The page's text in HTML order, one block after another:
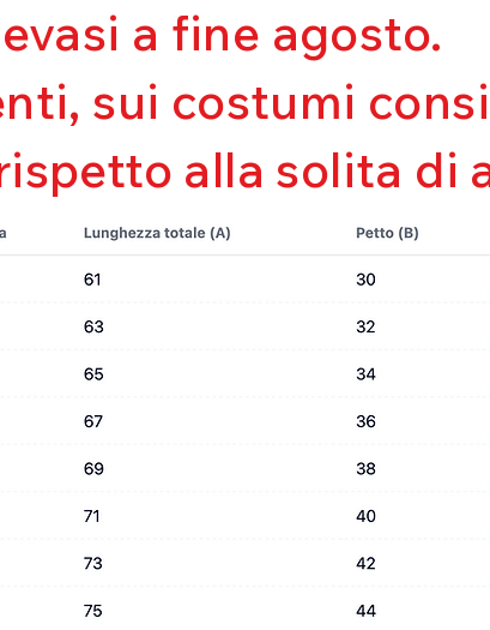
Eccellente
Ottima copertura
Mantenimento
Perfetta
Asciugatura rapida
Bielastico
evasi a fine agosto.
sui costumi
alla solita di